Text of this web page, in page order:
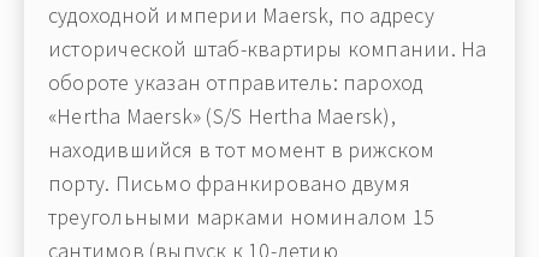
судоходной империи Maersk, по адресу
исторической штаб-квартиры компании. На
обороте указан отправитель: пароход
«Hertha Maersk» (S/S Hertha Maersk),
находившийся в тот момент в рижском
порту. Письмо франкировано двумя
треугольными марками номиналом 15
сантимов (выпуск к 10-летию